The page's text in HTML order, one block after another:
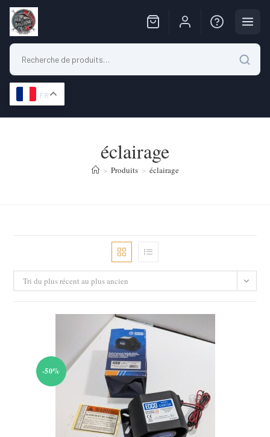
FR
éclairage
> Produits > éclairage
Tri du plus récent au plus ancien
-50%